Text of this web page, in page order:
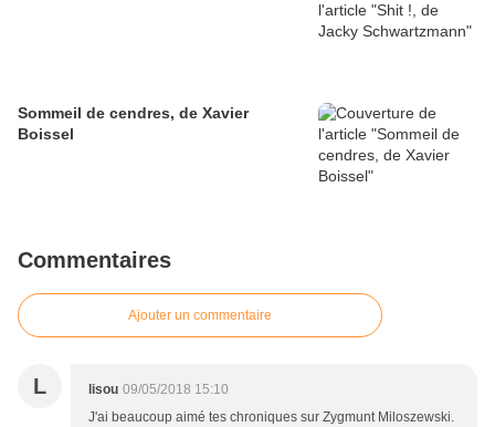
Sommeil de cendres, de Xavier
Boissel
Commentaires
Ajouter un commentaire
L lisou 09/05/2018 15:10
J'ai beaucoup aimé tes chroniques sur Zygmunt Miloszewski.